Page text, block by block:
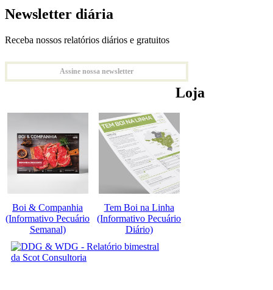
Newsletter diária
Receba nossos relatórios diários e gratuitos
Assine nossa newsletter
Loja
Boi & Companhia
(Informativo Pecuário
Semanal)
Tem Boi na Linha
(Informativo Pecuário
Diário)